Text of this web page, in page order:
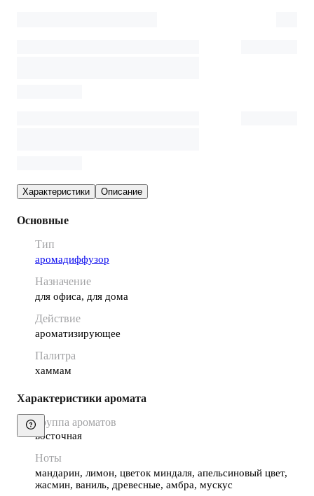
Характеристики Описание
Основные
Тип
аромадиффузор
Назначение
для офиса, для дома
Действие
ароматизирующее
Палитра
хаммам
Характеристики аромата
Группа ароматов
восточная
Ноты
мандарин, лимон, цветок миндаля, апельсиновый цвет,
жасмин, ваниль, древесные, амбра, мускус